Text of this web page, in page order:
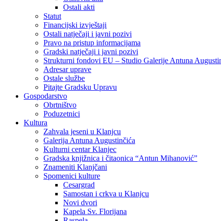
Ostali akti
Statut
Financijski izvještaji
Ostali natječaji i javni pozivi
Pravo na pristup informacijama
Gradski natječaji i javni pozivi
Strukturni fondovi EU – Studio Galerije Antuna
Adresar uprave
Ostale službe
Pitajte Gradsku Upravu
Gospodarstvo
Obrtništvo
Poduzetnici
Kultura
Zahvala jeseni u Klanjcu
Galerija Antuna Augustinčića
Kulturni centar Klanjec
Gradska knjižnica i čitaonica “Antun Mihanović”
Znameniti Klanjčani
Spomenici kulture
Cesargrad
Samostan i crkva u Klanjcu
Novi dvori
Kapela Sv. Florijana